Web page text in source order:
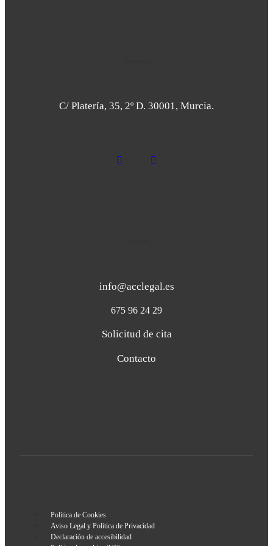
C/ Platería, 35, 2º D. 30001, Murcia.
info@acclegal.es
675 96 24 29
Solicitud de cita
Contacto
Política de Cookies
Aviso Legal y Política de Privacidad
Declaración de accesibilidad